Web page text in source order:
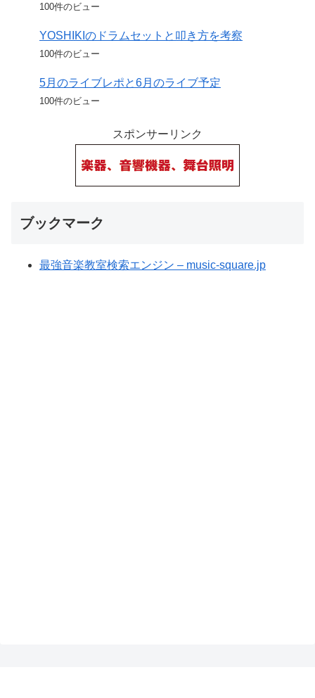
100件のビュー
YOSHIKIのドラムセットと叩き方を考察
100件のビュー
5月のライブレポと6月のライブ予定
100件のビュー
スポンサーリンク
ブックマーク
最強音楽教室検索エンジン – music-square.jp